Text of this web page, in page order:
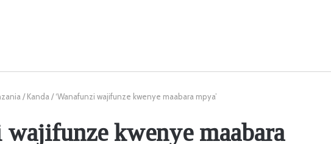
/ Kanda / ‘Wanafunzi wajifunze kwenye maabara mpya’
wajifunze kwenye maabara